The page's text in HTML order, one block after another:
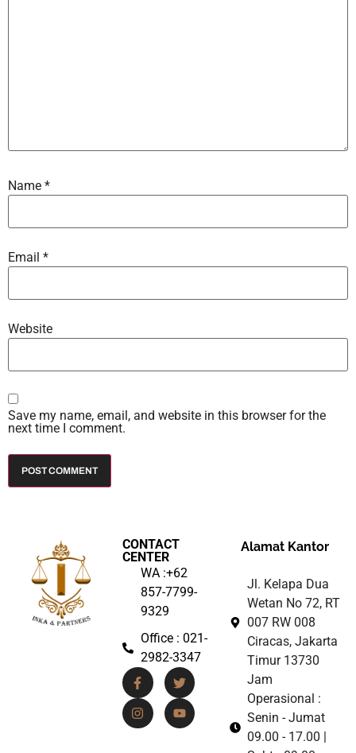
Name *
Email *
Website
Save my name, email, and website in this browser for the
next time I comment.
CONTACT
CENTER
WA :+62
857-7799-
9329
Office : 021-
2982-3347
Alamat Kantor
Jl. Kelapa Dua
Wetan No 72, RT
007 RW 008
Ciracas, Jakarta
Timur 13730
Jam
Operasional :
Senin - Jumat
09.00 - 17.00 |